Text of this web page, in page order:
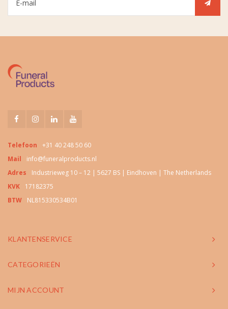
Telefoon
+31 40 248 50 60
Mail
info@funeralproducts.nl
Adres
Industrieweg 10 – 12 | 5627 BS | Eindhoven | The Netherlands
KVK
17182375
BTW
NL815330534B01
KLANTENSERVICE
CATEGORIEËN
MIJN ACCOUNT